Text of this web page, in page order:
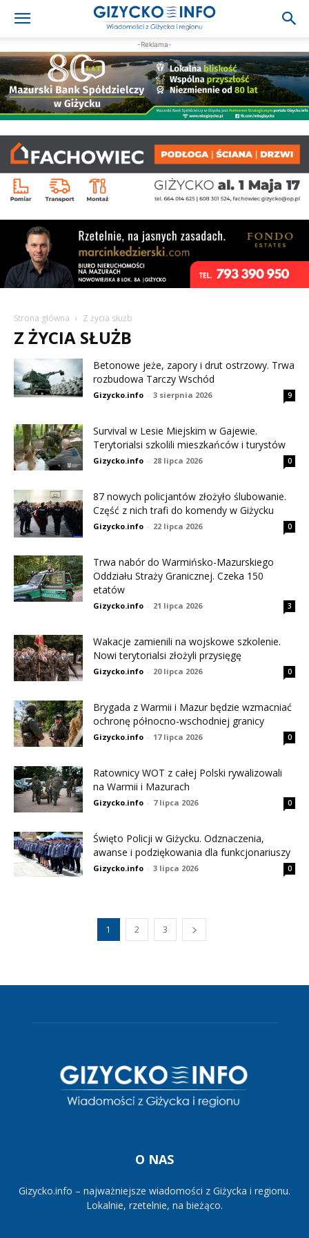
-Reklama-
Strona główna Z życia służb
Z ŻYCIA SŁUŻB
Betonowe jeże, zapory i drut ostrzowy. Trwa
rozbudowa Tarczy Wschód
Gizycko.info - 3 sierpnia 2026 9
Survival w Lesie Miejskim w Gajewie.
Terytorialsi szkolili mieszkańców i turystów
Gizycko.info - 28 lipca 2026 0
87 nowych policjantów złożyło ślubowanie.
Część z nich trafi do komendy w Giżycku
Gizycko.info - 22 lipca 2026 0
Trwa nabór do Warmińsko-Mazurskiego
Oddziału Straży Granicznej. Czeka 150
etatów
Gizycko.info - 21 lipca 2026 3
Wakacje zamienili na wojskowe szkolenie.
Nowi terytorialsi złożyli przysięgę
Gizycko.info - 20 lipca 2026 0
Brygada z Warmii i Mazur będzie wzmacniać
ochronę północno-wschodniej granicy
Gizycko.info - 17 lipca 2026 0
Ratownicy WOT z całej Polski rywalizowali
na Warmii i Mazurach
Gizycko.info - 7 lipca 2026 0
Święto Policji w Giżycku. Odznaczenia,
awanse i podziękowania dla funkcjonariuszy
Gizycko.info - 3 lipca 2026 0
1 2 3
O NAS
Gizycko.info – najważniejsze wiadomości z Giżycka i regionu.
Lokalnie, rzetelnie, na bieżąco.